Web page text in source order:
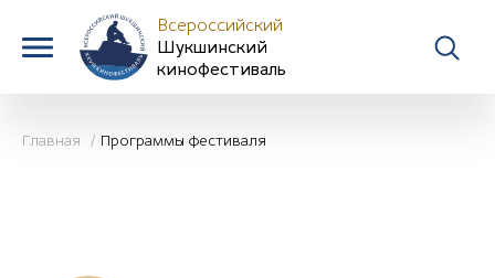
Всероссийский
Шукшинский
кинофестиваль
Главная Программы фестиваля